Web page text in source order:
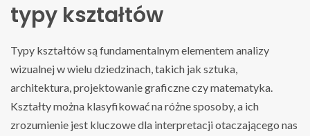
typy kształtów
Typy kształtów są fundamentalnym elementem analizy
wizualnej w wielu dziedzinach, takich jak sztuka,
architektura, projektowanie graficzne czy matematyka.
Kształty można klasyfikować na różne sposoby, a ich
zrozumienie jest kluczowe dla interpretacji otaczającego nas